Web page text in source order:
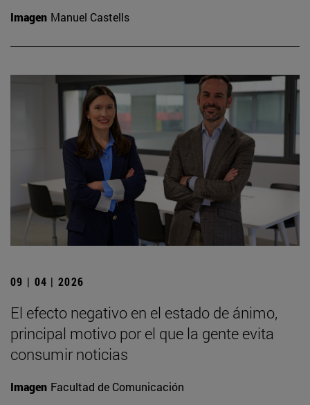
Imagen Manuel Castells
09 | 04 | 2026
El efecto negativo en el estado de ánimo,
principal motivo por el que la gente evita
consumir noticias
Imagen Facultad de Comunicación